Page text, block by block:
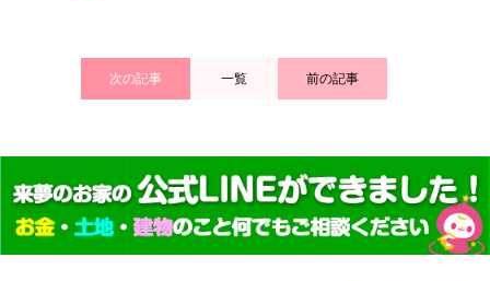
次の記事 一覧 前の記事